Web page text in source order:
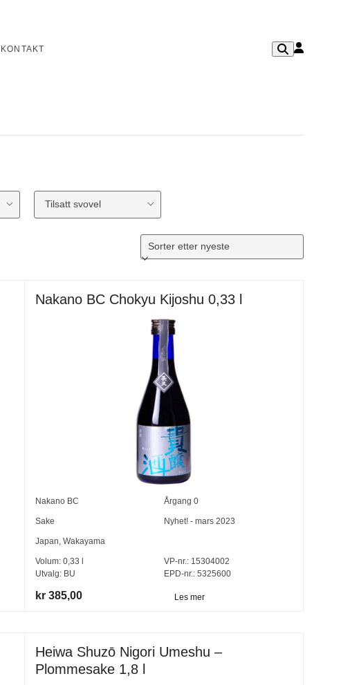
KONTAKT
Tilsatt svovel
Nakano BC Chokyu Kijoshu 0,33 l
Nakano BC Årgang 0
Sake Nyhet! - mars 2023
Japan, Wakayama
Volum: 0,33
Utvalg: BU
VP-nr.:15304002
EPD-nr.: 5325600
kr 385,00 Les mer
Heiwa Shuzō Nigori Umeshu –
Plommesake 1,8 l